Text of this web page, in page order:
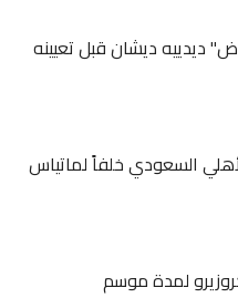
ديدييه ديشان قبل تعيينه
السعودي خلفاً لماتياس
لمدة موسم